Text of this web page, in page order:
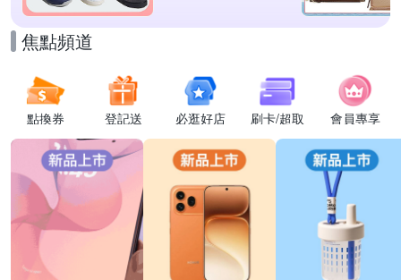
焦點頻道
點換券 登記送 必逛好店 刷卡/超取 會員專享